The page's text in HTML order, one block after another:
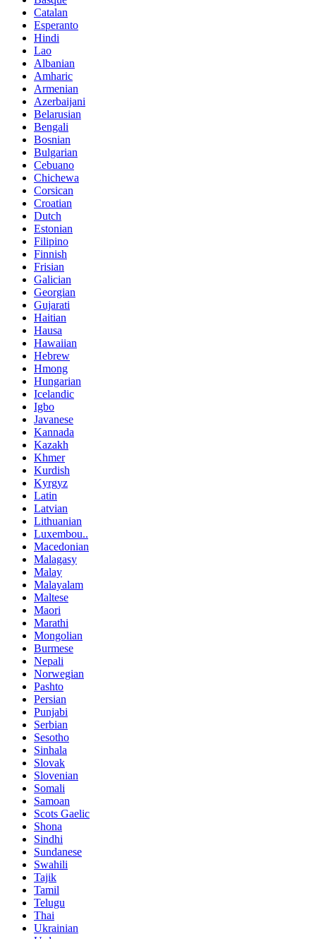
Catalan
Esperanto
Hindi
Lao
Albanian
Amharic
Armenian
Azerbaijani
Belarusian
Bengali
Bosnian
Bulgarian
Cebuano
Chichewa
Corsican
Croatian
Dutch
Estonian
Filipino
Finnish
Frisian
Galician
Georgian
Gujarati
Haitian
Hausa
Hawaiian
Hebrew
Hmong
Hungarian
Icelandic
Igbo
Javanese
Kannada
Kazakh
Khmer
Kurdish
Kyrgyz
Latin
Latvian
Lithuanian
Luxembou..
Macedonian
Malagasy
Malay
Malayalam
Maltese
Maori
Marathi
Mongolian
Burmese
Nepali
Norwegian
Pashto
Persian
Punjabi
Serbian
Sesotho
Sinhala
Slovak
Slovenian
Somali
Samoan
Scots Gaelic
Shona
Sindhi
Sundanese
Swahili
Tajik
Tamil
Telugu
Thai
Ukrainian